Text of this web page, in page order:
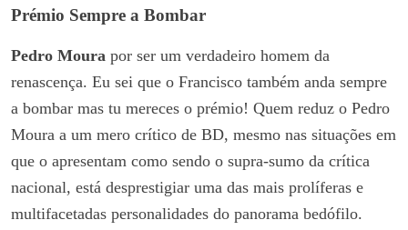
Prémio Sempre a Bombar
Pedro Moura por ser um verdadeiro homem da
renascença. Eu sei que o Francisco também anda sempre
a bombar mas tu mereces o prémio! Quem reduz o Pedro
Moura a um mero crítico de BD, mesmo nas situações em
que o apresentam como sendo o supra-sumo da crítica
nacional, está desprestigiar uma das mais prolíferas e
multifacetadas personalidades do panorama bedófilo.